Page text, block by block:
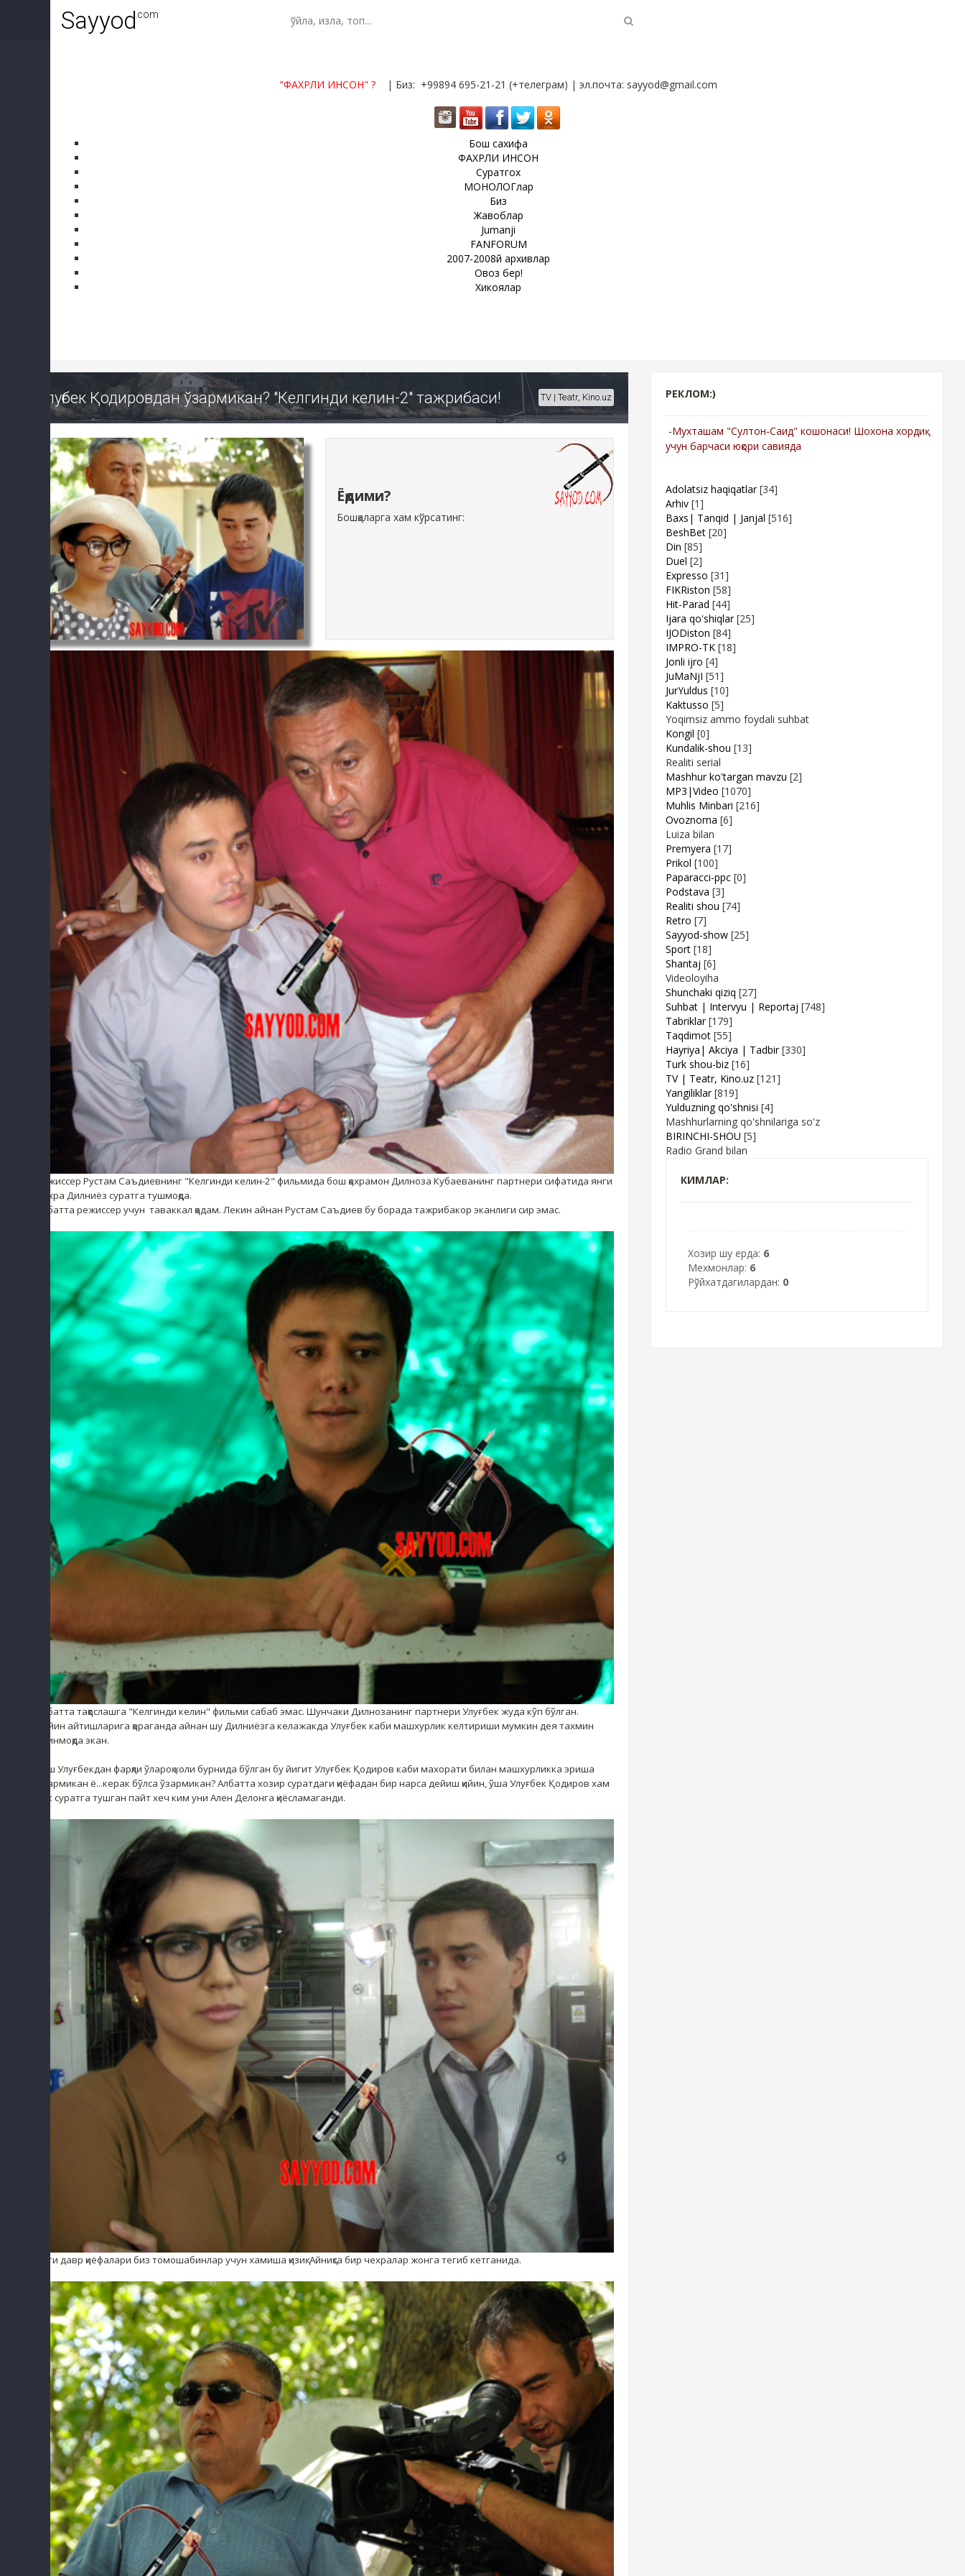
Sayyod.com
"ФАХРЛИ ИНСОН"? | Биз: +99894 695-21-21 (+телеграм) | эл.почта: sayyod@gmail.com
Бош сахифа
ФАХРЛИ ИНСОН
Суратгох
МОНОЛОГлар
Биз
Жавоблар
Jumanji
FANFORUM
2007-2008й архивлар
Овоз бер!
Хикоялар
Улуғбек Қодировдан ўзармикан? "Келгинди келин-2" тажрибаси! TV | Teatr, Kino.uz
Ёқдими?
Бошқаларга хам кўрсатинг:
Режиссер Рустам Саъдиевнинг "Келгинди келин-2" фильмида бош қахрамон Дилноза Кубаеванинг партнери сифатида янги
чехра Дилниёз суратга тушмоқда.
Албатта режиссер учун таваккал қадам. Лекин айнан Рустам Саъдиев бу борада тажрибакор эканлиги сир эмас.
Албатта таққослашга "Келгинди келин" фильми сабаб эмас. Шунчаки Дилнозанинг партнери Улуғбек жуда кўп бўлган.
Кейин айтишларига қараганда айнан шу Дилниёзга келажакда Улуғбек каби машхурлик келтириши мумкин дея тахмин
қилинмоқда экан.
Хўш Улуғбекдан фарқли ўлароқ холи бурнида бўлган бу йигит Улуғбек Қодиров каби махорати билан машхурликка эриша
олармикан ё...керак бўлса ўзармикан? Албатта хозир суратдаги қиёфадан бир нарса дейиш қийин, ўша Улуғбек Қодиров хам
илк суратга тушган пайт хеч ким уни Ален Делонга қиёсламаганди.
Янги давр қиёфалари биз томошабинлар учун хамиша қизиқ. Айниқса бир чехралар жонга тегиб кетганида.
РЕКЛОМ:)
-Мухташам "Султон-Саид" кошонаси! Шохона хордиқ
учун барчаси юқори савияда
Adolatsiz haqiqatlar [34]
Arhiv [1]
Baxs| Tanqid | Janjal [516]
BeshBet [20]
Din [85]
Duel [2]
Expresso [31]
FIKRiston [58]
Hit-Parad [44]
Ijara qo'shiqlar [25]
IJODiston [84]
IMPRO-TK [18]
Jonli ijro [4]
JuMaNjI [51]
JurYuldus [10]
Kaktusso [5]
Yoqimsiz ammo foydali suhbat
Kongil [0]
Kundalik-shou [13]
Realiti serial
Mashhur ko'targan mavzu [2]
MP3|Video [1070]
Muhlis Minbari [216]
Ovoznoma [6]
Luiza bilan
Premyera [17]
Prikol [100]
Paparacci-ppc [0]
Podstava [3]
Realiti shou [74]
Retro [7]
Sayyod-show [25]
Sport [18]
Shantaj [6]
Videoloyiha
Shunchaki qiziq [27]
Suhbat | Intervyu | Reportaj [748]
Tabriklar [179]
Taqdimot [55]
Hayriya| Akciya | Tadbir [330]
Turk shou-biz [16]
TV | Teatr, Kino.uz [121]
Yangiliklar [819]
Yulduzning qo'shnisi [4]
Mashhurlarning qo'shnilariga so'z
BIRINCHI-SHOU [5]
Radio Grand bilan
КИМЛАР:
Хозир шу ерда: 6
Мехмонлар: 6
Рўйхатдагилардан: 0